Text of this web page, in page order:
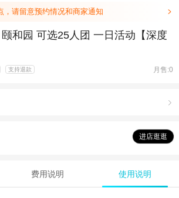
，请留意预约情况和商家通知 
和园 可选25人团 一日活动【深度
支持退款 月售:0

进店逛逛
费用说明 使用说明